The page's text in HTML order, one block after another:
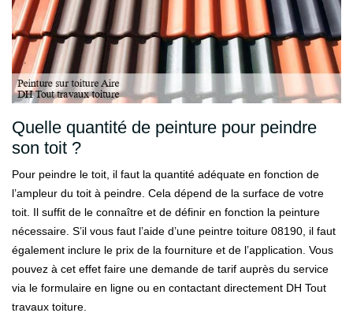
Quelle quantité de peinture pour peindre
son toit ?
Pour peindre le toit, il faut la quantité adéquate en fonction de
l’ampleur du toit à peindre. Cela dépend de la surface de votre
toit. Il suffit de le connaître et de définir en fonction la peinture
nécessaire. S’il vous faut l’aide d’une peintre toiture 08190, il faut
également inclure le prix de la fourniture et de l’application. Vous
pouvez à cet effet faire une demande de tarif auprès du service
via le formulaire en ligne ou en contactant directement DH Tout
travaux toiture.